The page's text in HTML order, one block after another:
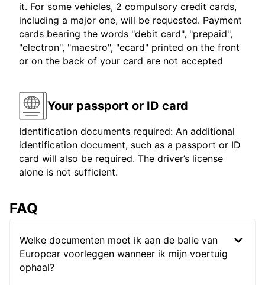
it. For some vehicles, 2 compulsory credit cards,
including a major one, will be requested. Payment
cards bearing the words "debit card", "prepaid",
"electron", "maestro", "ecard" printed on the front
or on the back of your card are not accepted
Your passport or ID card
Identification documents required: An additional
identification document, such as a passport or ID
card will also be required. The driver’s license
alone is not sufficient.
FAQ
Welke documenten moet ik aan de balie van
Europcar voorleggen wanneer ik mijn voertuig
ophaal?